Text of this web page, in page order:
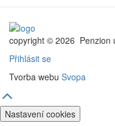
copyright © 2026 Penzion
Přihlásit se
Tvorba webu Svopa
Nastavení cookies